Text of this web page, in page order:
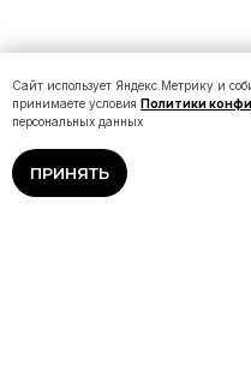
Сайт использует Яндекс.Метрику и
принимаете условия Политики
персональных данных
ПРИНЯТЬ